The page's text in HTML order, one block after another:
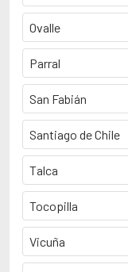
Ovalle
Parral
San Fabián
Santiago de Chile
Talca
Tocopilla
Vicuña